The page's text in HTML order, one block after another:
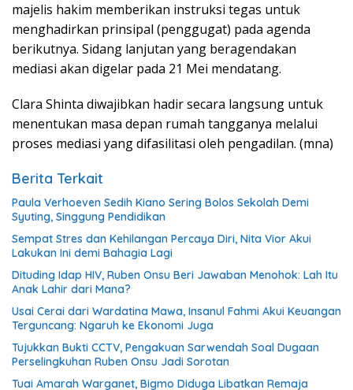
majelis hakim memberikan instruksi tegas untuk
menghadirkan prinsipal (penggugat) pada agenda
berikutnya. Sidang lanjutan yang beragendakan
mediasi akan digelar pada 21 Mei mendatang.
Clara Shinta diwajibkan hadir secara langsung untuk
menentukan masa depan rumah tangganya melalui
proses mediasi yang difasilitasi oleh pengadilan. (mna)
Berita Terkait
Paula Verhoeven Sedih Kiano Sering Bolos Sekolah Demi
Syuting, Singgung Pendidikan
Sempat Stres dan Kehilangan Percaya Diri, Nita Vior Akui
Lakukan Ini demi Bahagia Lagi
Dituding Idap HIV, Ruben Onsu Beri Jawaban Menohok: Lah Itu
Anak Lahir dari Mana?
Usai Cerai dari Wardatina Mawa, Insanul Fahmi Akui Keuangan
Terguncang: Ngaruh ke Ekonomi Juga
Tujukkan Bukti CCTV, Pengakuan Sarwendah Soal Dugaan
Perselingkuhan Ruben Onsu Jadi Sorotan
Tuai Amarah Warganet, Bigmo Diduga Libatkan Remaja